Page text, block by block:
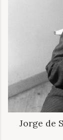
Jorge de